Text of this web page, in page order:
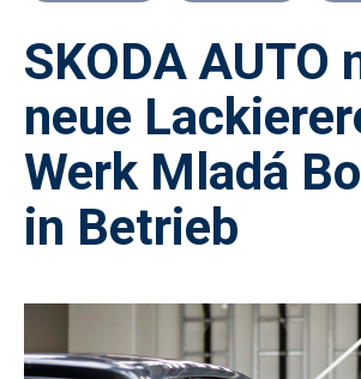
SKODA AUTO
neue
Werk Mladá
in Betrieb